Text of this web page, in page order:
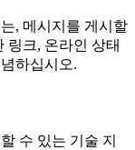
, 메시지를 게시할
링크, 온라인 상태
하십시오.
수 있는 기술 지